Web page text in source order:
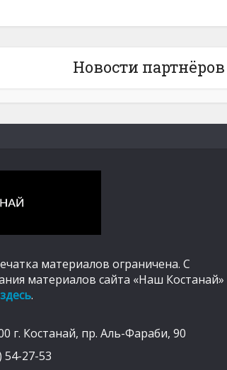
Новости партнёров
материалов ограничена. С
материалов сайта «Наш Костанай»
здесь.
г. Костанай, пр. Аль-Фараби, 90
54-27-53